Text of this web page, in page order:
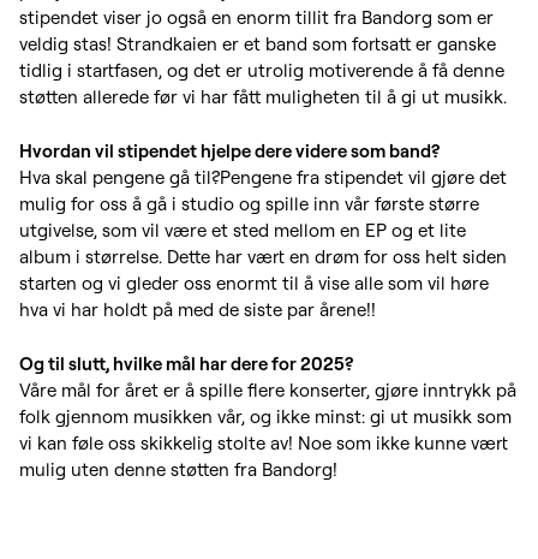
stipendet viser jo også en enorm tillit fra Bandorg som er
veldig stas! Strandkaien er et band som fortsatt er ganske
tidlig i startfasen, og det er utrolig motiverende å få denne
støtten allerede før vi har fått muligheten til å gi ut musikk.
Hvordan vil stipendet hjelpe dere videre som band?
Hva skal pengene gå til?Pengene fra stipendet vil gjøre det
mulig for oss å gå i studio og spille inn vår første større
utgivelse, som vil være et sted mellom en EP og et lite
album i størrelse. Dette har vært en drøm for oss helt siden
starten og vi gleder oss enormt til å vise alle som vil høre
hva vi har holdt på med de siste par årene!!
Og til slutt, hvilke mål har dere for 2025?
Våre mål for året er å spille flere konserter, gjøre inntrykk på
folk gjennom musikken vår, og ikke minst: gi ut musikk som
vi kan føle oss skikkelig stolte av! Noe som ikke kunne vært
mulig uten denne støtten fra Bandorg!